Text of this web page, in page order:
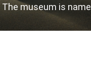
museum is